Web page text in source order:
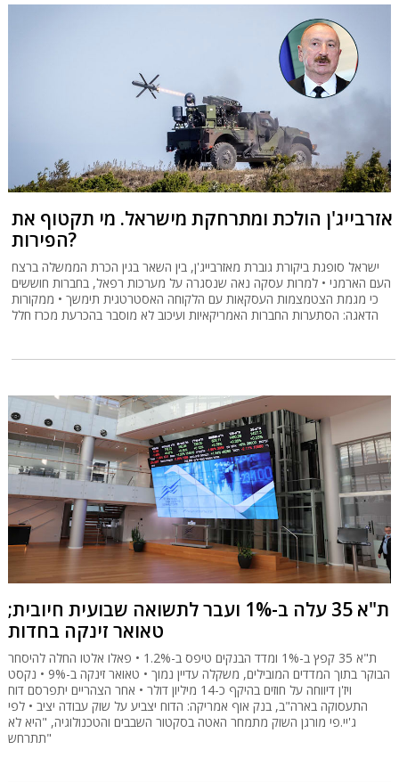
אזרבייג'ן הולכת ומתרחקת מישראל. מי תקטוף את
הפירות?
ישראל סופגת ביקורת גוברת מאזרבייג'ן, בין השאר בגין הכרת הממשלה ברצח
העם הארמני • למרות עסקה נאה שנסגרה על מערכות רפאל, בחברות חוששים
כי מגמת הצטמצמות העסקאות עם הלקוחה האסטרטגית תימשך • ממקורות
הדאגה: הסתערות החברות האמריקאיות ועיכוב לא מוסבר בהכרעת מכרז חלל
ת"א 35 עלה ב-1% ועבר לתשואה שבועית חיובית;
טאואר זינקה בחדות
ת"א 35 קפץ ב-1% ומדד הבנקים טיפס ב-1.2% • פאלו אלטו החלה להיסחר
הבוקר בתוך המדדים המובילים, משקלה עדיין נמוך • טאואר זינקה ב-9% • נקסט
ויז'ן דיווחה על חוזים בהיקף כ-14 מיליון דולר • אחר הצהריים יתפרסם דוח
התעסוקה בארה"ב, בנק אוף אמריקה: הדוח יצביע על שוק עבודה יציב • לפי
ג'יי.פי מורגן השוק מתמחר האטה בסקטור השבבים והטכנולוגיה, "היא לא
תתרחש"